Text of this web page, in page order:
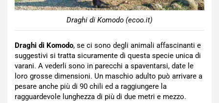
Draghi di Komodo (ecoo.it)
Draghi di Komodo, se ci sono degli animali affascinanti e
suggestivi si tratta sicuramente di questa specie unica di
varani. A vederli sono in parecchi a spaventarsi, date le
loro grosse dimensioni. Un maschio adulto può arrivare a
pesare anche più di 90 chili ed a raggiungere la
ragguardevole lunghezza di più di due metri e mezzo.